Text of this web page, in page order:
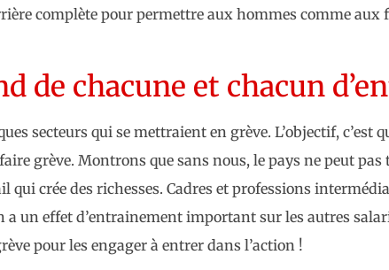
complète pour permettre aux hommes comme aux
de chacune et chacun
secteurs qui se mettraient en grève. L’objectif, c’est
grève. Montrons que sans nous, le pays ne peut pas
qui crée des richesses. Cadres et professions
un effet d’entrainement important sur les autres
pour les engager à entrer dans l’action !